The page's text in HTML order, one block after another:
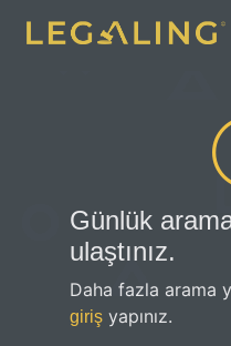
Günlük
ulaştınız.
Daha fazla arama
giriş yapınız.